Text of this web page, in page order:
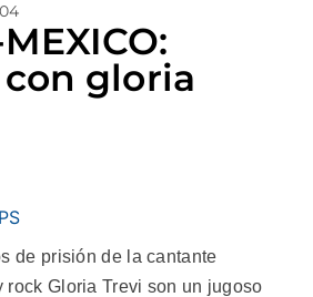
gloria
de prisión de la cantante
rock Gloria Trevi son un jugoso